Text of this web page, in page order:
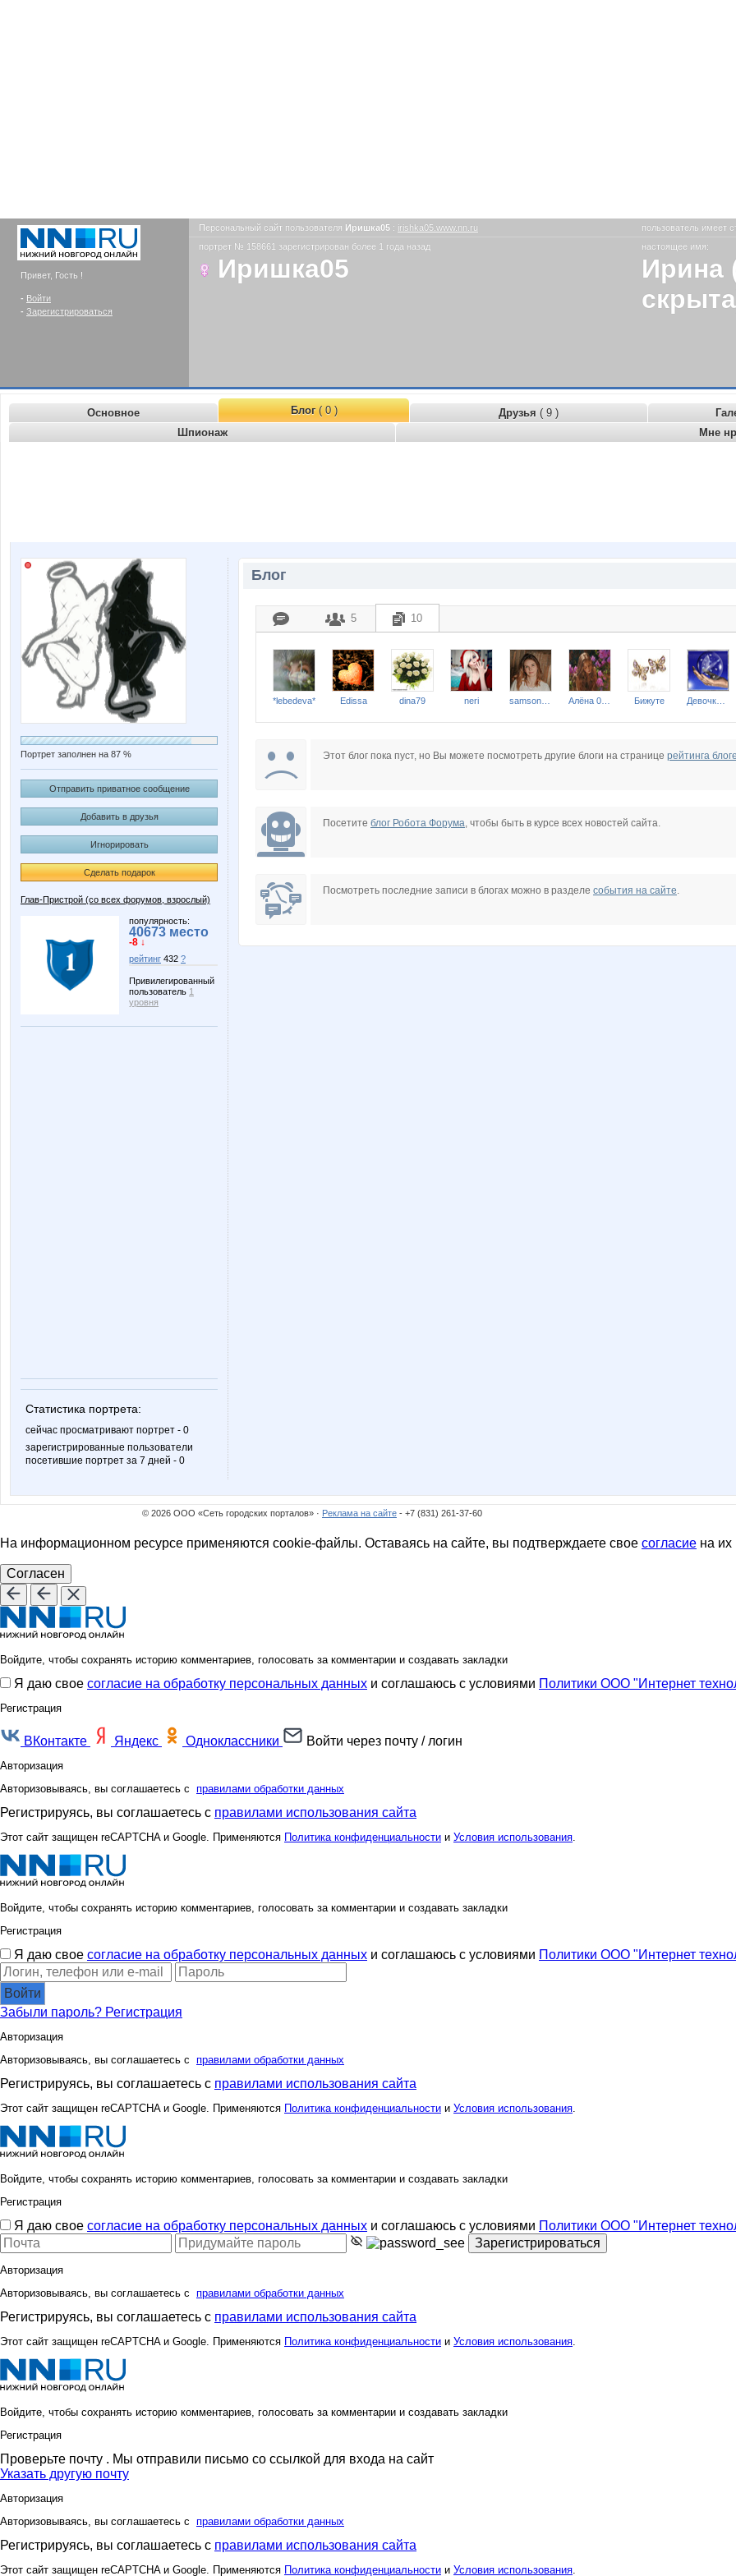
Привет, Гость !
- Войти
- Зарегистрироваться
Персональный сайт пользователя Иришка05 : irishka05.www.nn.ru пользователь имеет
портрет № 158661 зарегистрирован более 1 года назад
Иришка05
настоящее имя:
Ирина
Основное Блог( 0 ) Друзья ( 9 )
Шпионаж
Мне
Портрет заполнен на 87 %
Отправить приватное сообщение
Добавить в друзья
Игнорировать
Сделать подарок
Глав-Пристрой (со всех форумов, взрослый)
популярность:
40673 место
-8 ↓
рейтинг 432 ?
Привилегированный
пользователь 1
уровня
Статистика портрета:
сейчас просматривают портрет - 0
зарегистрированные пользователи
посетившие портрет за 7 дней - 0
Блог
5 10
*lebedeva* Edissa dina79 neri Бижуте
Этот блог пока пуст, но Вы можете посмотреть другие блоги на странице рейтинга
Посетите блог Робота Форума, чтобы быть в курсе всех новостей сайта.
Посмотреть последние записи в блогах можно в разделе события на сайте.
© 2026 ООО «Сеть городских порталов» · Реклама на сайте - +7 (831) 261-37-60
На информационном ресурсе применяются cookie-файлы. Оставаясь на сайте, вы подтверждаете свое согласие на их
Согласен
Войдите, чтобы сохранять историю комментариев, голосовать за комментарии и создавать закладки
Я даю свое согласие на обработку персональных данных и соглашаюсь с условиями Политики ООО "Интернет
Регистрация
ВКонтакте Яндекс Одноклассники Войти через почту / логин
Авторизация
Авторизовываясь, вы соглашаетесь с правилами обработки данных
Регистрируясь, вы соглашаетесь с правилами использования сайта
Этот сайт защищен reCAPTCHA и Google. Применяются Политика конфиденциальности и Условия использования.
Войдите, чтобы сохранять историю комментариев, голосовать за комментарии и создавать закладки
Регистрация
Я даю свое согласие на обработку персональных данных и соглашаюсь с условиями Политики ООО "Интернет
Войти
Забыли пароль? Регистрация
Авторизация
Авторизовываясь, вы соглашаетесь с правилами обработки данных
Регистрируясь, вы соглашаетесь с правилами использования сайта
Этот сайт защищен reCAPTCHA и Google. Применяются Политика конфиденциальности и Условия использования.
Войдите, чтобы сохранять историю комментариев, голосовать за комментарии и создавать закладки
Регистрация
Я даю свое согласие на обработку персональных данных и соглашаюсь с условиями Политики ООО "Интернет
Зарегистрироваться
Авторизация
Авторизовываясь, вы соглашаетесь с правилами обработки данных
Регистрируясь, вы соглашаетесь с правилами использования сайта
Этот сайт защищен reCAPTCHA и Google. Применяются Политика конфиденциальности и Условия использования.
Войдите, чтобы сохранять историю комментариев, голосовать за комментарии и создавать закладки
Регистрация
Проверьте почту . Мы отправили письмо со ссылкой для входа на сайт
Указать другую почту
Авторизация
Авторизовываясь, вы соглашаетесь с правилами обработки данных
Регистрируясь, вы соглашаетесь с правилами использования сайта
Этот сайт защищен reCAPTCHA и Google. Применяются Политика конфиденциальности и Условия использования.